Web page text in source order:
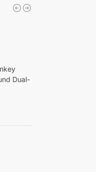
Dual-